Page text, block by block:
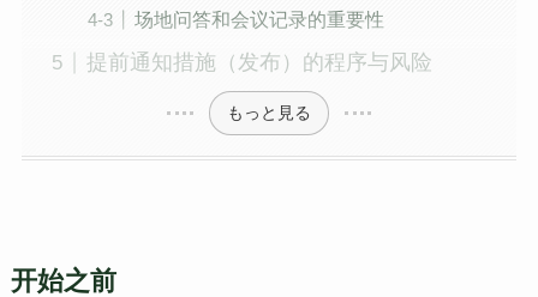
场地问答和会议记录的重要性
提前通知措施（发布）的程序与风险
もっと見る
开始之前